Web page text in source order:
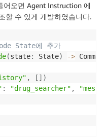
어오면 Agent Instruction 에
할 수 있게 개발하였습니다.
State에 추가
(state: State) ->
, [ ] )
: "drug_searcher" ,